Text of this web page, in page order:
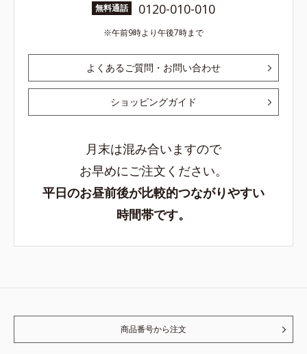
無料通話 0120-010-010
午前9時より午後7時まで
よくあるご質問・お問い合わせ
ショッピングガイド
月末は混み合いますので
お早めにご注文ください。
平日のお昼前後が比較的つながりやすい
時間帯です。
商品番号から注文